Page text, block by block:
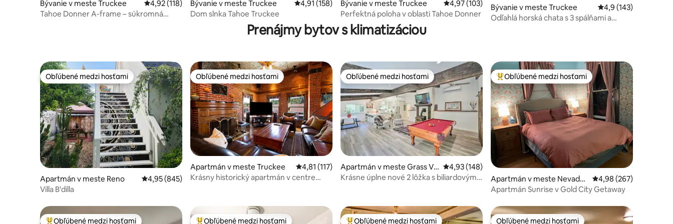
Bývanie v meste Truckee Priemerné ohodnotenie 4,92 z 5, počet hodnotení: 118
4,92 (118)
Tahoe Donner A-frame – súkromná
Bývanie v meste Truckee Priemerné ohodnotenie 4,91 z 5, počet hodnotení: 158
4,91 (158)
Dom slnka Tahoe Truckee
Bývanie v meste Truckee Priemerné ohodnotenie 4,97 z 5, počet hodnotení: 103
4,97 (103)
Perfektná poloha v oblasti Tahoe Donner
Bývanie v meste Truckee Priemerné
4,9 (143)
Odľahlá horská chata s 3 spálňami a
Prenájmy bytov s klimatizáciou
Obľúbené medzi hosťami
Obľúbené medzi hosťami
Apartmán v meste Reno Priemerné ohodnotenie 4,95 z 5, počet hodnotení: 845
4,95 (845)
Villa B'dilla
Obľúbené medzi hosťami
Obľúbené medzi hosťami
Apartmán v meste Truckee Priemerné ohodnotenie 4,81 z 5, počet hodnotení: 117
4,81 (117)
Krásny historický apartmán v centre
Obľúbené medzi hosťami
Obľúbené medzi hosťami
Apartmán v meste Grass Val
ley
Priemerné ohodnotenie 4,93 z 5, počet hodnotení: 148
4,93 (148)
Krásne úplne nové 2 lôžka s biliardovým
Najobľúbenejšie medzi hosťami
Obľúbené medzi hosťami
Apartmán v meste Nevada
City
Priemerné
4,98 (267)
Apartmán Sunrise v Gold City Getaway
Obľúbené medzi hosťami Obľúbené medzi hosťami Obľúbené medzi hosťami Obľúbené medzi hosťami